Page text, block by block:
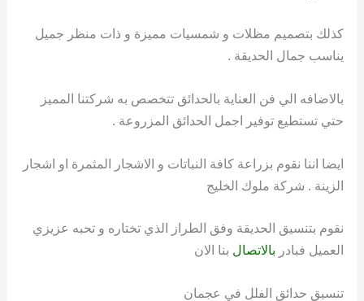
كذلك بتصميم مظلات و شمسيات مميزة و ذات منظر جميل
يناسب جمال الحديقة .
بالاضافه الي فن العناية بالحدائق تتخصص به شركتنا المميز
حتي تستطيع توفير اجمل الحدائق المزروعة .
ايضا اننا نقوم بزراعة كافة النباتات و الاشجار المثمرة او اشجار
الزينة . شركة ملوك الخليج
نقوم بتنسيق الحديقة وفق الطراز الذي تختاره و تحبه عزيزي
العميل فبادر بالاتصال بنا الان
تنسيق حدائق الفلل في عجمان